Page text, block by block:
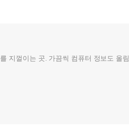
지껄이는 곳. 가끔씩 컴퓨터 정보도 올림.